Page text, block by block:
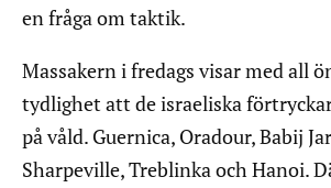
en fråga om taktik.
Massakern i fredags visar med all
tydlighet att de israeliska
på våld. Guernica, Oradour, Babij
Sharpeville, Treblinka och Hanoi.